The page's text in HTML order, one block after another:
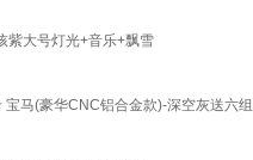
紫大号灯光+音乐+飘雪
马(豪华CNC铝合金款)-深空灰送六